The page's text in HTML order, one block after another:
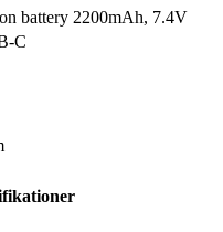
battery 2200mAh, 7.4V
C